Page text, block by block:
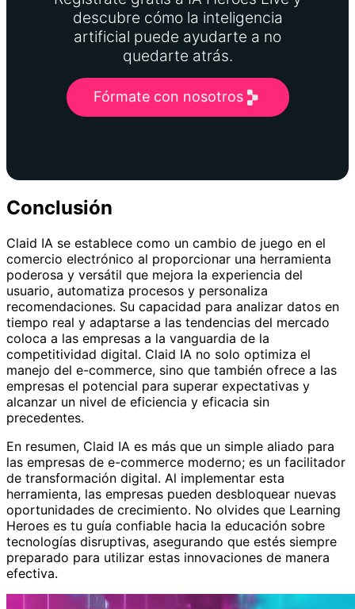
descubre cómo la inteligencia
artificial puede ayudarte a no
quedarte atrás.
Fórmate con nosotros
Conclusión
Claid IA se establece como un cambio de juego en el
comercio electrónico al proporcionar una herramienta
poderosa y versátil que mejora la experiencia del
usuario, automatiza procesos y personaliza
recomendaciones. Su capacidad para analizar datos en
tiempo real y adaptarse a las tendencias del mercado
coloca a las empresas a la vanguardia de la
competitividad digital. Claid IA no solo optimiza el
manejo del e-commerce, sino que también ofrece a las
empresas el potencial para superar expectativas y
alcanzar un nivel de eficiencia y eficacia sin
precedentes.
En resumen, Claid IA es más que un simple aliado para
las empresas de e-commerce moderno; es un facilitador
de transformación digital. Al implementar esta
herramienta, las empresas pueden desbloquear nuevas
oportunidades de crecimiento. No olvides que Learning
Heroes es tu guía confiable hacia la educación sobre
tecnologías disruptivas, asegurando que estés siempre
preparado para utilizar estas innovaciones de manera
efectiva.